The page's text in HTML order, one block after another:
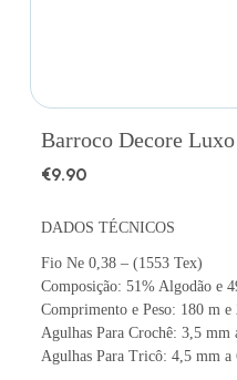
Barroco Decore
€9.90
DADOS TÉCNICOS
Fio Ne 0,38 – (1553 Tex)
Composição: 51% Algodão e
Comprimento e Peso: 180 m e
Agulhas Para Crochê: 3,5 mm
Agulhas Para Tricô: 4,5 mm a